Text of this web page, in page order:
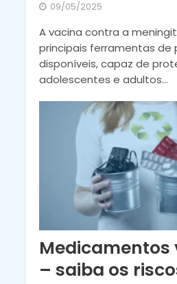
09/05/2025
A vacina contra a
principais ferramentas de
disponíveis, capaz de
adolescentes e adultos...
Medicamentos
– saiba os